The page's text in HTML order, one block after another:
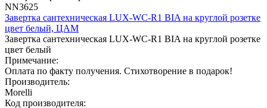
NN3625
Завертка сантехническая LUX-WC-R1 BIA на круглой розетке
цвет белый, ЦАМ
Завертка сантехническая LUX-WC-R1 BIA на круглой розетке
цвет белый
Примечание:
Оплата по факту получения. Стихотворение в подарок!
Производитель:
Morelli
Код производителя: